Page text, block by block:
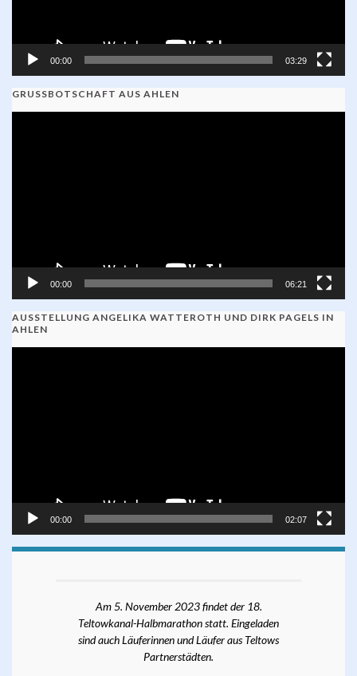
00:00 03:29
GRUSSBOTSCHAFT AUS AHLEN
00:00 06:21
AUSSTELLUNG ANGELIKA WATTEROTH UND DIRK PAGELS IN
AHLEN
00:00 02:07
Am 5. November 2023 findet der 18.
Teltowkanal-Halbmarathon statt. Eingeladen
sind auch Läuferinnen und Läufer aus Teltows
Partnerstädten.